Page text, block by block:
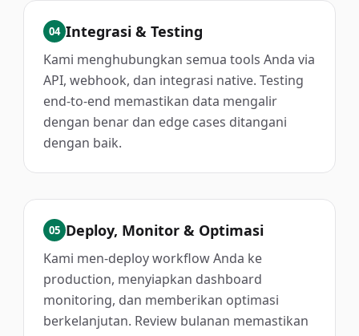
04 Integrasi & Testing
Kami menghubungkan semua tools Anda via
API, webhook, dan integrasi native. Testing
end-to-end memastikan data mengalir
dengan benar dan edge cases ditangani
dengan baik.
05 Deploy, Monitor & Optimasi
Kami men-deploy workflow Anda ke
production, menyiapkan dashboard
monitoring, dan memberikan optimasi
berkelanjutan. Review bulanan memastikan